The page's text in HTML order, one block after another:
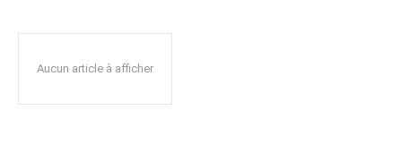
Aucun article à afficher